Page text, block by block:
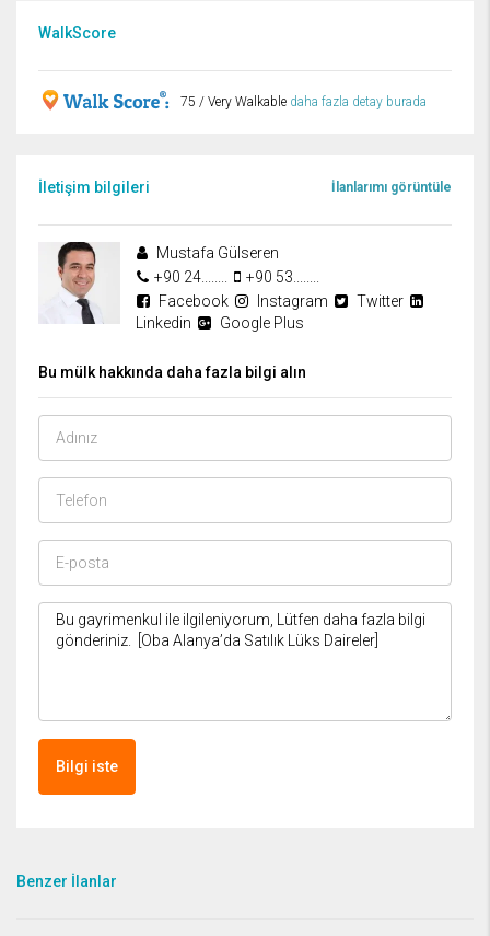
WalkScore
75 / Very Walkable daha fazla detay burada
İletişim bilgileri İlanlarımı görüntüle
Mustafa Gülseren
+90 24........
+90 53........
Facebook
Instagram
Twitter
Linkedin
Google Plus
Bu mülk hakkında daha fazla bilgi alın
Bilgi iste
Benzer İlanlar